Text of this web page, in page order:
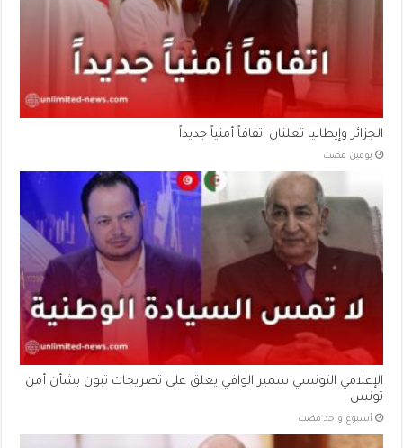
الجزائر وإيطاليا تعلنان اتفاقاً أمنياً جديداً
‏يومين مضت
الإعلامي التونسي سمير الوافي يعلق على تصريحات تبون بشأن أمن
تونس
‏أسبوع واحد مضت